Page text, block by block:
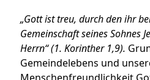
„Gott ist treu, durch den ihr
Gemeinschaft seines Sohnes
Herrn“ (1. Korinther 1,9).
Gemeindelebens und